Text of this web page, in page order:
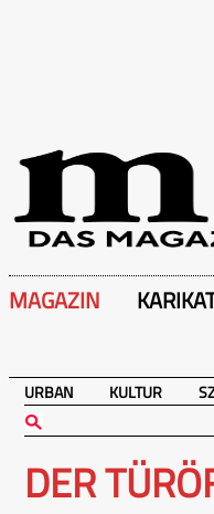
MAGAZIN
URBAN KULTUR
DER